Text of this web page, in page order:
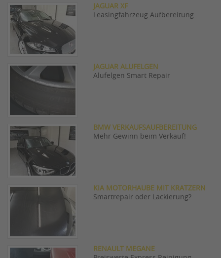
JAGUAR XF
Leasingfahrzeug Aufbereitung
JAGUAR ALUFELGEN
Alufelgen Smart Repair
BMW VERKAUFSAUFBEREITUNG
Mehr Gewinn beim Verkauf!
KIA MOTORHAUBE MIT KRATZERN
Smartrepair oder Lackierung?
RENAULT MEGANE